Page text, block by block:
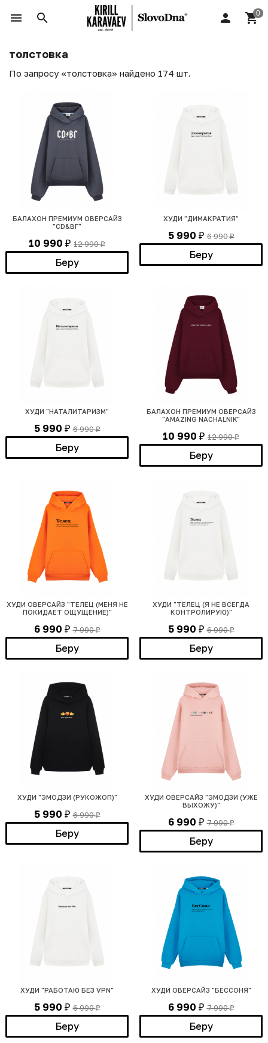
толстовка
По запросу «толстовка» найдено 174 шт.
БАЛАХОН ПРЕМИУМ ОВЕРСАЙЗ
"CD&ВГ"
10 990 ₽ 12 990₽
Беру
ХУДИ "ДИМАКРАТИЯ"
5 990 ₽ 6 990₽
Беру
ХУДИ "НАТАЛИТАРИЗМ"
5 990 ₽ 6 990₽
Беру
БАЛАХОН ПРЕМИУМ ОВЕРСАЙЗ
"AMAZING NACHALNIK"
10 990 ₽ 12 990₽
Беру
ХУДИ ОВЕРСАЙЗ "ТЕЛЕЦ (МЕНЯ НЕ
ПОКИДАЕТ ОЩУЩЕНИЕ)"
6 990 ₽ 7 990₽
Беру
ХУДИ "ТЕЛЕЦ (Я НЕ ВСЕГДА
КОНТРОЛИРУЮ)"
5 990 ₽ 6 990₽
Беру
ХУДИ "ЭМОДЗИ (РУКОЖОП)"
5 990 ₽ 6 990₽
Беру
ХУДИ ОВЕРСАЙЗ "ЭМОДЗИ (УЖЕ
ВЫХОЖУ)"
6 990 ₽ 7 990₽
Беру
ХУДИ "РАБОТАЮ БЕЗ VPN"
5 990 ₽ 6 990₽
Беру
ХУДИ ОВЕРСАЙЗ "БЕССОНЯ"
6 990 ₽ 7 990₽
Беру